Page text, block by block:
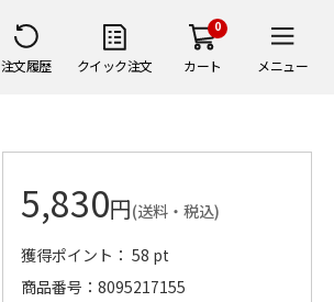
注文履歴 クイック注文
0
カート メニュー
5,830円(送料・税込)
獲得ポイント： 58 pt
商品番号
8095217155